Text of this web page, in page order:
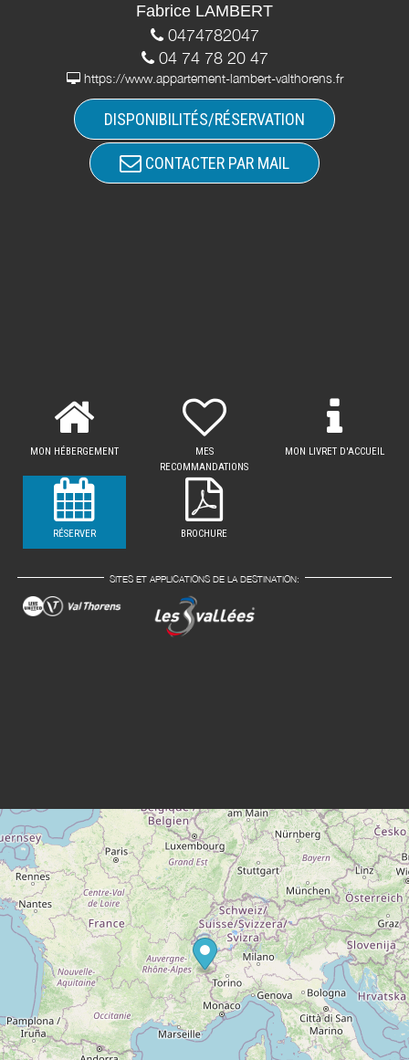
Fabrice LAMBERT
0474782047
04 74 78 20 47
https://www.appartement-lambert-valthorens.fr
DISPONIBILITÉS/RÉSERVATION
CONTACTER PAR MAIL
MON HÉBERGEMENT
MES
RECOMMANDATIONS
MON LIVRET D'ACCUEIL
RÉSERVER BROCHURE
SITES ET APPLICATIONS DE LA DESTINATION: